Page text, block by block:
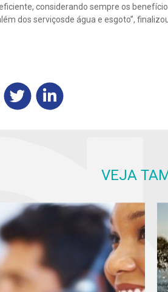
considerando sempre os
dos serviçosde água e esgoto”,
VEJA